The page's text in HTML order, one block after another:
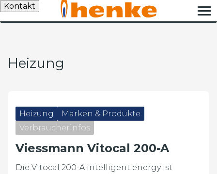
Kontakt
Heizung
Heizung
Marken & Produkte
Verbraucherinfos
Viessmann Vitocal 200-A
Die Vitocal 200-A intelligent energy ist